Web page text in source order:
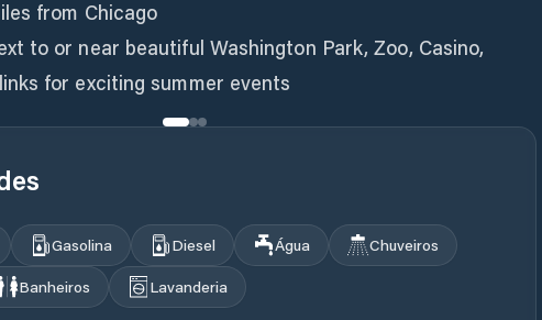
from Chicago
to or near beautiful Washington Park, Zoo, Casino,
for exciting summer events
Gasolina Diesel Água
Chuveiros
Banheiros Lavanderia